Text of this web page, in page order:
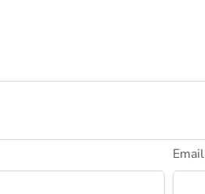
Email